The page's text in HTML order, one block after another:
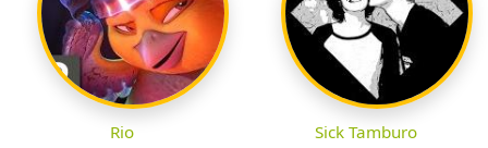
Rio Sick Tamburo